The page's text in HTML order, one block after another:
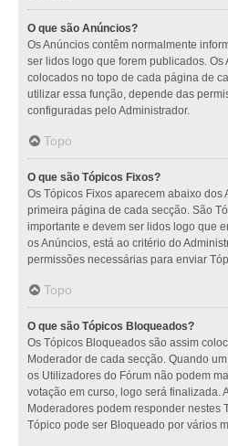
O que são Anúncios?
Os Anúncios contêm normalmente
ser lidos logo que forem publicados. Os
colocados no topo de cada página de
utilizar essa função, depende das
configuradas pelo Administrador.
Topo
O que são Tópicos Fixos?
Os Tópicos Fixos aparecem abaixo dos
primeira página de cada secção. São
importante e devem ser lidos logo que
os Anúncios, está ao critério do
permissões necessárias para enviar
Topo
O que são Tópicos Bloqueados?
Os Tópicos Bloqueados são assim
Moderador de cada secção. Quando
os Utilizadores do Fórum não podem
votação em curso, logo será finalizada.
Moderadores podem responder nestes
Tópico pode ser Bloqueado por vários